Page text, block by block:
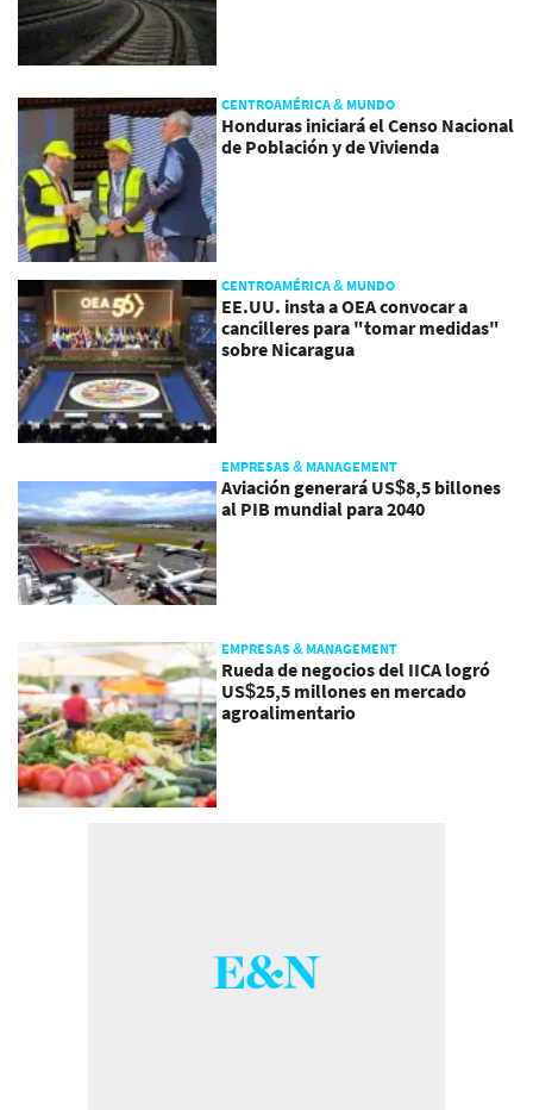
CENTROAMÉRICA & MUNDO
Honduras iniciará el Censo Nacional
de Población y de Vivienda
CENTROAMÉRICA & MUNDO
EE.UU. insta a OEA convocar a
cancilleres para "tomar medidas"
sobre Nicaragua
EMPRESAS & MANAGEMENT
Aviación generará US$8,5 billones
al PIB mundial para 2040
EMPRESAS & MANAGEMENT
Rueda de negocios del IICA logró
US$25,5 millones en mercado
agroalimentario